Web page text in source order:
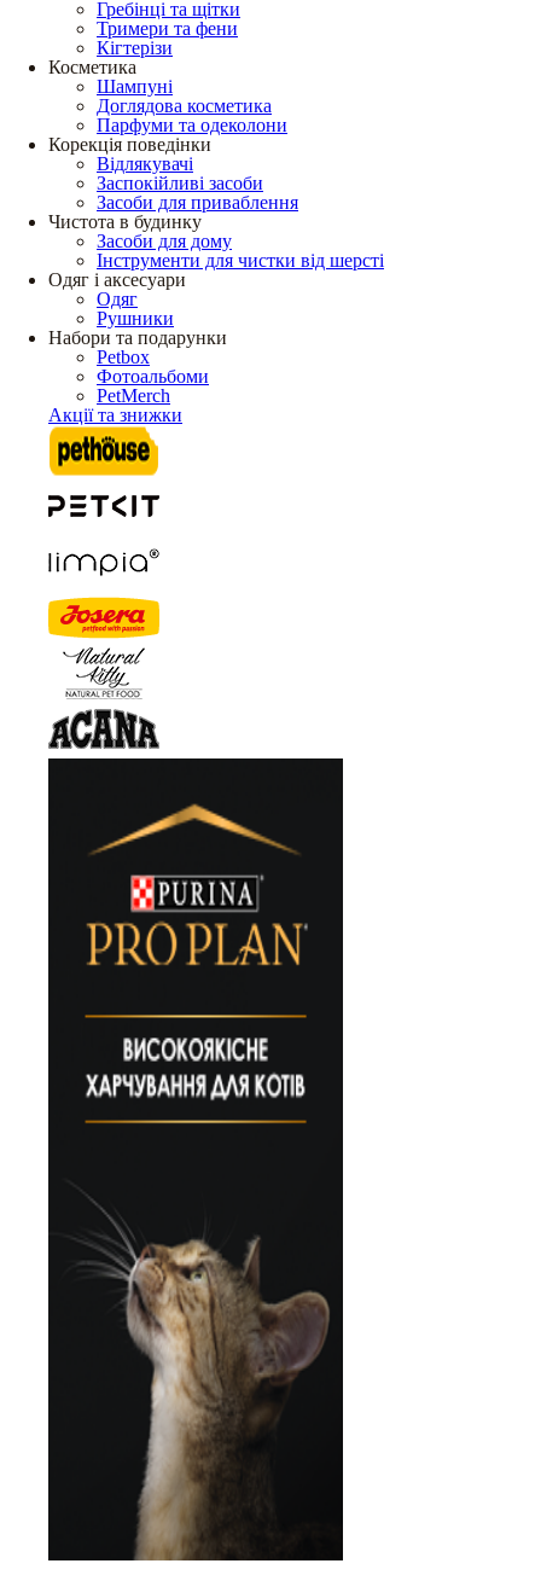
Гребінці та щітки
Тримери та фени
Кігтерізи
Косметика
Шампуні
Доглядова косметика
Парфуми та одеколони
Корекція поведінки
Відлякувачі
Заспокійливі засоби
Засоби для приваблення
Чистота в будинку
Засоби для дому
Інструменти для чистки від шерсті
Одяг і аксесуари
Одяг
Рушники
Набори та подарунки
Petbox
Фотоальбоми
PetMerch
Акції та знижки